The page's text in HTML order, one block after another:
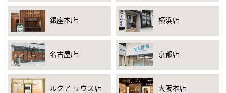
銀座本店 横浜店
名古屋店 京都店
ルクア サウス店 大阪本店